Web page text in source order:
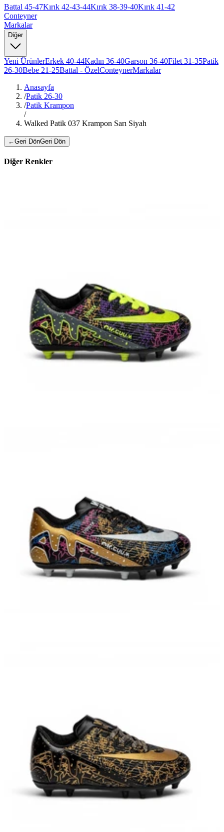
Battal 45-47Kırık 42-43-44Kırık 38-39-40Kırık 41-42
Conteyner
Markalar
Diğer
Yeni ÜrünlerErkek 40-44Kadın 36-40Garson 36-40Filet 31-35Patik
26-30Bebe 21-25Battal - ÖzelConteynerMarkalar
Anasayfa
/Patik 26-30
/Patik Krampon
/
Walked Patik 037 Krampon Sarı Siyah
←Geri DönGeri Dön
Diğer Renkler